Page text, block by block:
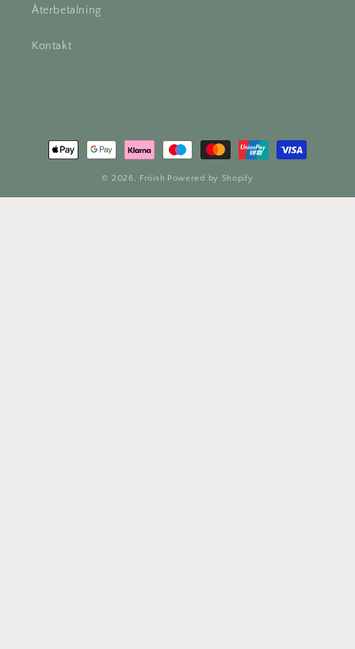
Återbetalning
Kontakt
Betalningsmetoder
© 2026, Fröish Powered by Shopify